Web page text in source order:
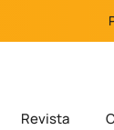
Revista